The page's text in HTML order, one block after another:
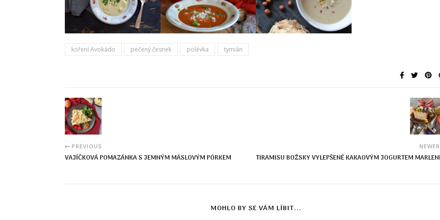
koření Avokádo pečený česnek polévka tymián
PREVIOUS
VAJÍČKOVÁ POMAZÁNKA S JEMNÝM MÁSLOVÝM PÓRKEM TIRAMISU BOŽSKY VYLEPŠENÉ KAKAOVÝM JOGURTEM
MOHLO BY SE VÁM LÍBIT...